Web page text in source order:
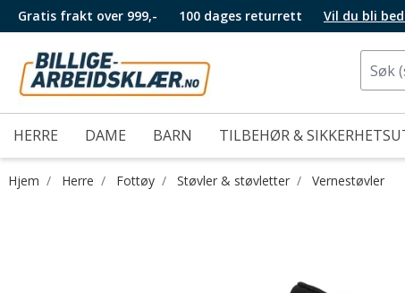
Gratis frakt over 999,- 100 dages returrett Vil du bli
HERRE DAME BARN TILBEHØR &
Hjem Herre Fottøy Støvler & støvletter Vernestøvler